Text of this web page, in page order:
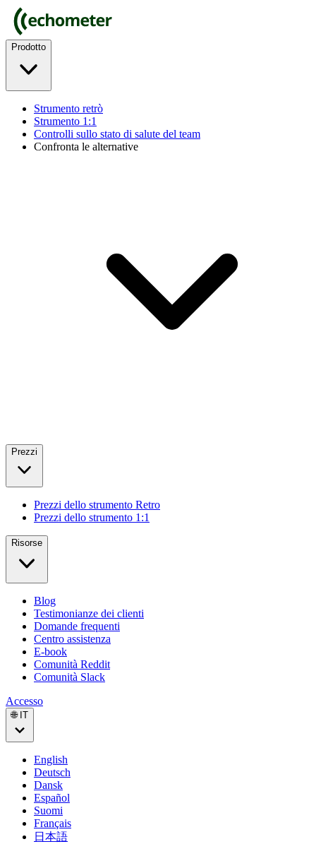
Prodotto
Strumento retrò
Strumento 1:1
Controlli sullo stato di salute del team
Confronta le alternative
Prezzi
Prezzi dello strumento Retro
Prezzi dello strumento 1:1
Risorse
Blog
Testimonianze dei clienti
Domande frequenti
Centro assistenza
E-book
Comunità Reddit
Comunità Slack
Accesso
🌐 IT
English
Deutsch
Dansk
Español
Suomi
Français
日本語